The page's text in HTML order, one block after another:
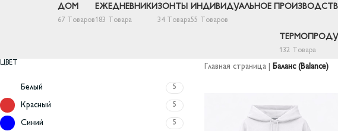
ДОМ
67 Товаров
ЕЖЕДНЕВНИКИ
183 Товара
ЗОНТЫ
34 Товара
ИНДИВИДУАЛЬНОЕ
55 Товаров
132 Товара
ЦВЕТ
Белый 5
Красный 5
Синий 5
Главная страница| Баланс (Balance)